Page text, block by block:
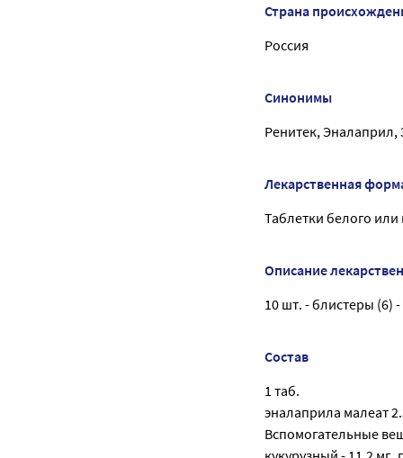
Страна
Россия
Синонимы
Ренитек, Эналаприл,
Лекарственная
Таблетки белого
Описание
10 шт. - блистеры (6)
Состав
1 таб.
эналаприла малеат
Вспомогательные